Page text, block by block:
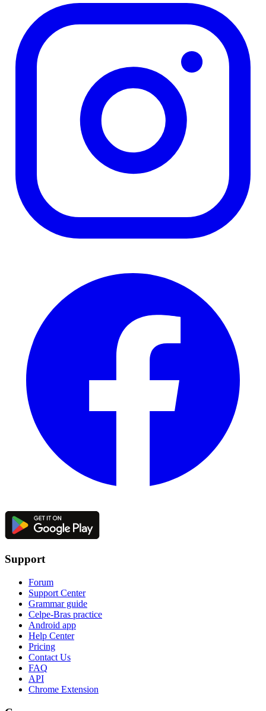
Support
Forum
Support Center
Grammar guide
Celpe-Bras practice
Android app
Help Center
Pricing
Contact Us
FAQ
API
Chrome Extension